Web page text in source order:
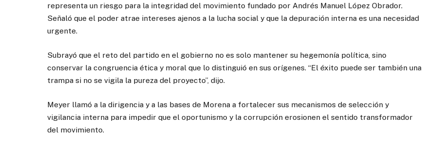
representa un riesgo para la integridad del movimiento fundado por Andrés Manuel López Obrador.
Señaló que el poder atrae intereses ajenos a la lucha social y que la depuración interna es una necesidad
urgente.
Subrayó que el reto del partido en el gobierno no es solo mantener su hegemonía política, sino
conservar la congruencia ética y moral que lo distinguió en sus orígenes. “El éxito puede ser también una
trampa si no se vigila la pureza del proyecto”, dijo.
Meyer llamó a la dirigencia y a las bases de Morena a fortalecer sus mecanismos de selección y
vigilancia interna para impedir que el oportunismo y la corrupción erosionen el sentido transformador
del movimiento.